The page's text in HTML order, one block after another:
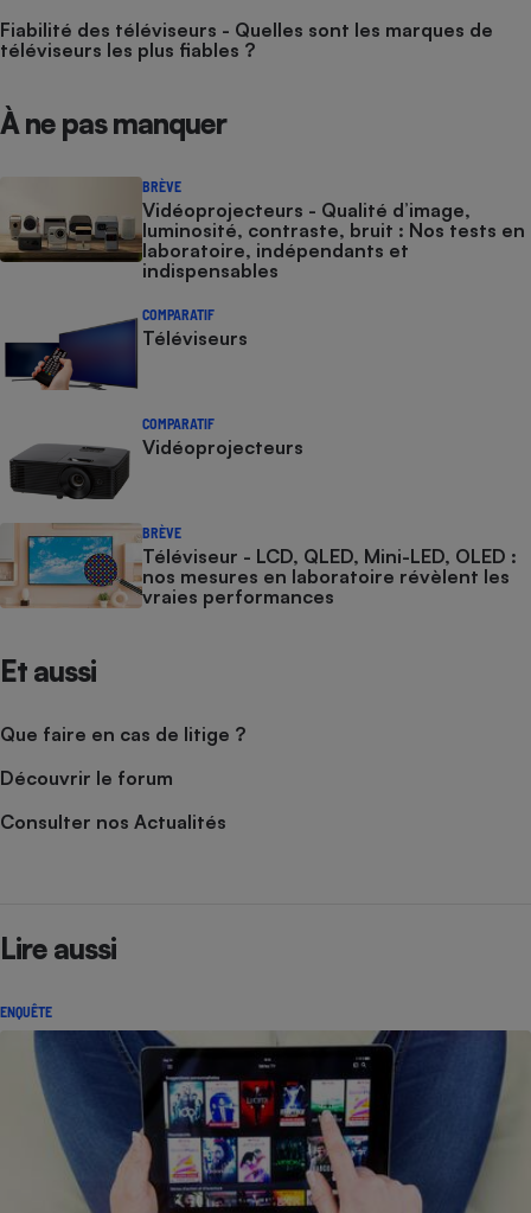
Fiabilité des téléviseurs - Quelles sont les marques de
téléviseurs les plus fiables ?
À ne pas manquer
BRÈVE
Vidéoprojecteurs - Qualité d’image,
luminosité, contraste, bruit : Nos tests en
laboratoire, indépendants et
indispensables
COMPARATIF
Téléviseurs
COMPARATIF
Vidéoprojecteurs
BRÈVE
Téléviseur - LCD, QLED, Mini-LED, OLED :
nos mesures en laboratoire révèlent les
vraies performances
Et aussi
Que faire en cas de litige ?
Découvrir le forum
Consulter nos Actualités
Lire aussi
ENQUÊTE